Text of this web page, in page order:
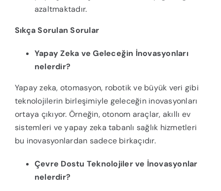
azaltmaktadır.
Sıkça Sorulan Sorular
Yapay Zeka ve Geleceğin İnovasyonları
nelerdir?
Yapay zeka, otomasyon, robotik ve büyük veri gibi
teknolojilerin birleşimiyle geleceğin inovasyonları
ortaya çıkıyor. Örneğin, otonom araçlar, akıllı ev
sistemleri ve yapay zeka tabanlı sağlık hizmetleri
bu inovasyonlardan sadece birkaçıdır.
Çevre Dostu Teknolojiler ve İnovasyonlar
nelerdir?